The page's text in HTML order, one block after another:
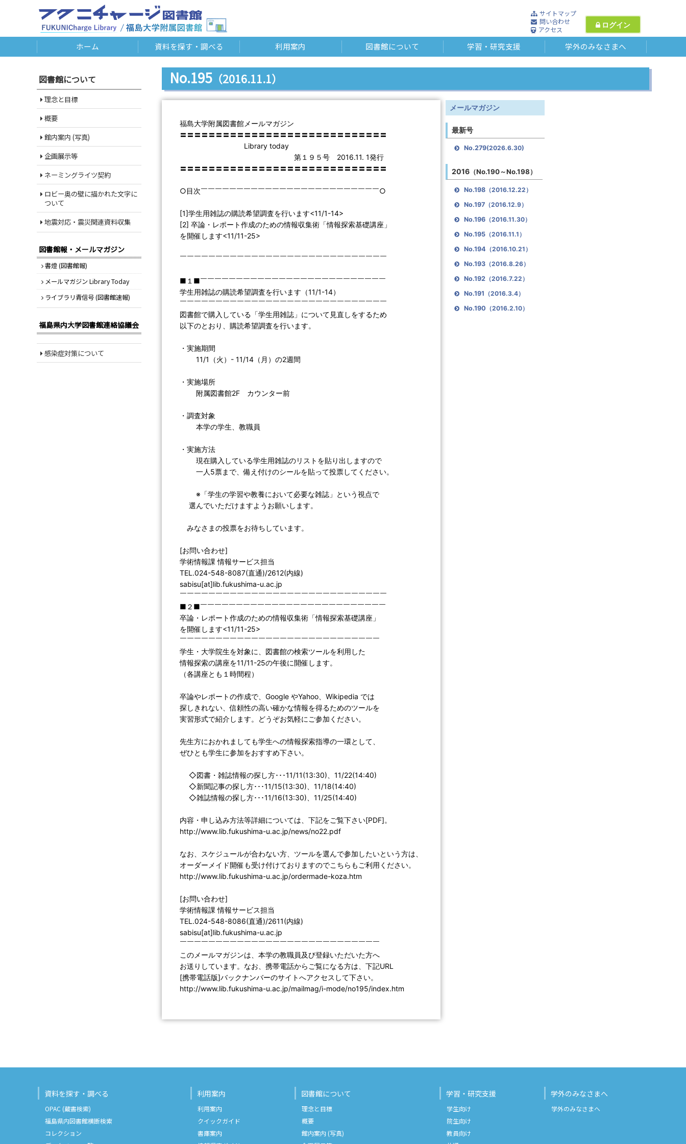
サイトマップ
問い合わせ
アクセス
ログイン
ホーム 資料を探す・調べる 利用案内 図書館について 学習・研究支援 学外のみなさまへ
No.195（2016.11.1）
福島大学附属図書館メールマガジン
〓〓〓〓〓〓〓〓〓〓〓〓〓〓〓〓〓〓〓〓〓〓〓〓〓〓〓〓〓
Library today
第１９５号 2016.11. 1発行
〓〓〓〓〓〓〓〓〓〓〓〓〓〓〓〓〓〓〓〓〓〓〓〓〓〓〓〓〓
○目次￣￣￣￣￣￣￣￣￣￣￣￣￣￣￣￣￣￣￣￣￣￣￣￣￣○
[1]学生用雑誌の購読希望調査を行います<11/1-14>
[2] 卒論・レポート作成のための情報収集術「情報探索基礎講座」
を開催します<11/11-25>
￣￣￣￣￣￣￣￣￣￣￣￣￣￣￣￣￣￣￣￣￣￣￣￣￣￣￣￣￣
■１■￣￣￣￣￣￣￣￣￣￣￣￣￣￣￣￣￣￣￣￣￣￣￣￣￣￣
学生用雑誌の購読希望調査を行います（11/1-14）
￣￣￣￣￣￣￣￣￣￣￣￣￣￣￣￣￣￣￣￣￣￣￣￣￣￣￣￣￣
図書館で購入している「学生用雑誌」について見直しをするため
以下のとおり、購読希望調査を行います。
・実施期間
11/1（火）- 11/14（月）の2週間
・実施場所
附属図書館2F カウンター前
・調査対象
本学の学生、教職員
・実施方法
現在購入している学生用雑誌のリストを貼り出しますので
一人5票まで、備え付けのシールを貼って投票してください。
※「学生の学習や教養において必要な雑誌」という視点で
選んでいただけますようお願いします。
みなさまの投票をお待ちしています。
[お問い合わせ]
学術情報課 情報サービス担当
TEL.024-548-8087(直通)/2612(内線)
sabisu[at]lib.fukushima-u.ac.jp
￣￣￣￣￣￣￣￣￣￣￣￣￣￣￣￣￣￣￣￣￣￣￣￣￣￣￣￣￣
■２■￣￣￣￣￣￣￣￣￣￣￣￣￣￣￣￣￣￣￣￣￣￣￣￣￣￣
卒論・レポート作成のための情報収集術「情報探索基礎講座」
を開催します<11/11-25>
￣￣￣￣￣￣￣￣￣￣￣￣￣￣￣￣￣￣￣￣￣￣￣￣￣￣￣￣
学生・大学院生を対象に、図書館の検索ツールを利用した
情報探索の講座を11/11-25の午後に開催します。
（各講座とも１時間程）
卒論やレポートの作成で、Google やYahoo、Wikipedia では
探しきれない、信頼性の高い確かな情報を得るためのツールを
実習形式で紹介します。どうぞお気軽にご参加ください。
先生方におかれましても学生への情報探索指導の一環として、
ぜひとも学生に参加をおすすめ下さい。
◇図書・雑誌情報の探し方･･･11/11(13:30)、11/22(14:40)
◇新聞記事の探し方･･･11/15(13:30)、11/18(14:40)
◇雑誌情報の探し方･･･11/16(13:30)、11/25(14:40)
内容・申し込み方法等詳細については、下記をご覧下さい[PDF]。
http://www.lib.fukushima-u.ac.jp/news/no22.pdf
なお、スケジュールが合わない方、ツールを選んで参加したいという方は、
オーダーメイド開催も受け付けておりますのでこちらもご利用ください。
http://www.lib.fukushima-u.ac.jp/ordermade-koza.htm
[お問い合わせ]
学術情報課 情報サービス担当
TEL.024-548-8086(直通)/2611(内線)
sabisu[at]lib.fukushima-u.ac.jp
￣￣￣￣￣￣￣￣￣￣￣￣￣￣￣￣￣￣￣￣￣￣￣￣￣￣￣￣
このメールマガジンは、本学の教職員及び登録いただいた方へ
お送りしています。なお、携帯電話からご覧になる方は、下記URL
[携帯電話版]バックナンバーのサイトへアクセスして下さい。
http://www.lib.fukushima-u.ac.jp/mailmag/i-mode/no195/index.htm
メールマガジン
最新号
No.279(2026.6.30)
2016 （No.190～No.198）
No.198 （2016.12.22）
No.197 （2016.12.9）
No.196 （2016.11.30）
No.195 （2016.11.1）
No.194 （2016.10.21）
No.193 （2016.8.26）
No.192 （2016.7.22）
No.191 （2016.3.4）
No.190 （2016.2.10）
図書館について
理念と目標
概要
館内案内 (写真)
企画展示等
ネーミングライツ契約
ロビー奥の壁に描かれた文字に
ついて
地震対応・震災関連資料収集
図書館報・メールマガジン
書燈 (図書館報)
メールマガジン Library Today
ライブラリ青信号 (図書館速報)
福島県内大学図書館連絡協議会
感染症対策について
資料を探す・調べる
OPAC (蔵書検索)
福島県内図書館横断検索
コレクション
利用案内
利用案内
クイックガイド
書庫案内
図書館について
理念と目標
概要
館内案内 (写真)
学習・研究支援
学生向け
院生向け
教員向け
学外のみなさまへ
学外のみなさまへ